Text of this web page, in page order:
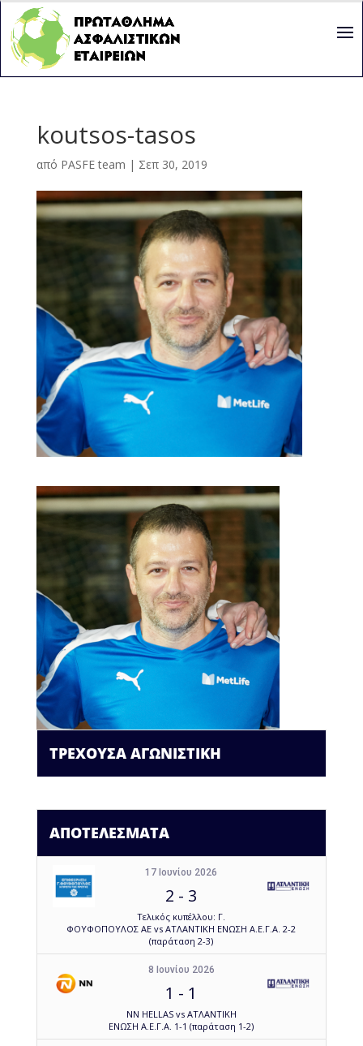
koutsos-tasos
από PASFE team | Σεπ 30, 2019
ΤΡΕΧΟΥΣΑ ΑΓΩΝΙΣΤΙΚΗ
ΑΠΟΤΕΛΕΣΜΑΤΑ
17 Ιουνίου 2026
2 - 3
Τελικός κυπέλλου: Γ.
ΦΟΥΦΟΠΟΥΛΟΣ ΑΕ vs ΑΤΛΑΝΤΙΚΗ ΕΝΩΣΗ Α.Ε.Γ.Α. 2-2
(παράταση 2-3)
8 Ιουνίου 2026
1 - 1
NN HELLAS vs ΑΤΛΑΝΤΙΚΗ
ΕΝΩΣΗ Α.Ε.Γ.Α. 1-1 (παράταση 1-2)